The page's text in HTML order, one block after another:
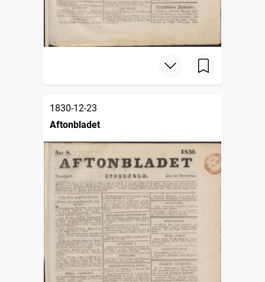
1830-12-23
Aftonbladet